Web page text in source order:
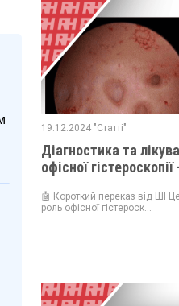
19.12.2024 "Статті"
Діагностика та
офісної
🤖 Короткий переказ від ШІ
роль офісної гістероск...